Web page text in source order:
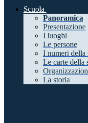
Scuola
Panoramica
Presentazione
I luoghi
Le persone
I numeri della
Le carte della
La storia